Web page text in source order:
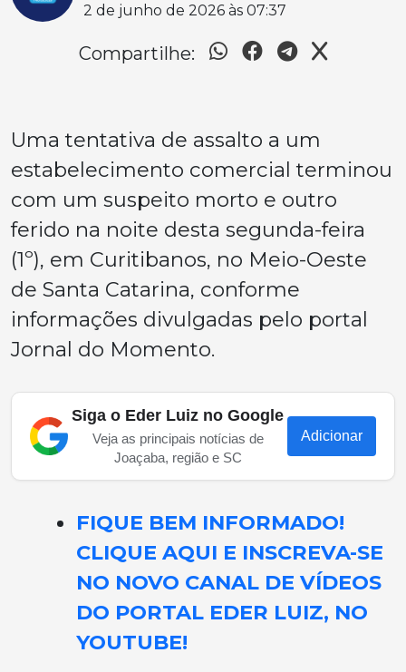
2 de junho de 2026 às 07:37
Compartilhe:
Uma tentativa de assalto a um
estabelecimento comercial terminou
com um suspeito morto e outro
ferido na noite desta segunda-feira
(1º), em Curitibanos, no Meio-Oeste
de Santa Catarina, conforme
informações divulgadas pelo portal
Jornal do Momento.
Siga o Eder Luiz no Google
Veja as principais notícias de
Joaçaba, região e SC
Adicionar
FIQUE BEM INFORMADO!
CLIQUE AQUI E INSCREVA-SE
NO NOVO CANAL DE VÍDEOS
DO PORTAL EDER LUIZ, NO
YOUTUBE!